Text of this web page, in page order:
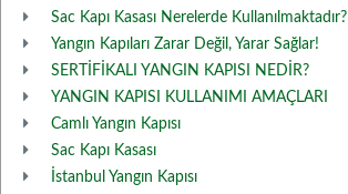
Sac Kapı Kasası Nerelerde Kullanılmaktadır?
Yangın Kapıları Zarar Değil, Yarar Sağlar!
SERTİFİKALI YANGIN KAPISI NEDİR?
YANGIN KAPISI KULLANIMI AMAÇLARI
Camlı Yangın Kapısı
Sac Kapı Kasası
İstanbul Yangın Kapısı